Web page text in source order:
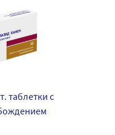
таблетки с